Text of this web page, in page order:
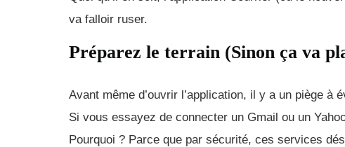
va falloir ruser.
Préparez le terrain (Sinon ça va
Avant même d’ouvrir l’application, il y a un piège à
Si vous essayez de connecter un Gmail ou un
Pourquoi ? Parce que par sécurité, ces services